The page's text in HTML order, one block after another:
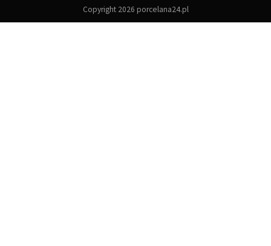
Copyright 2026 porcelana24.pl